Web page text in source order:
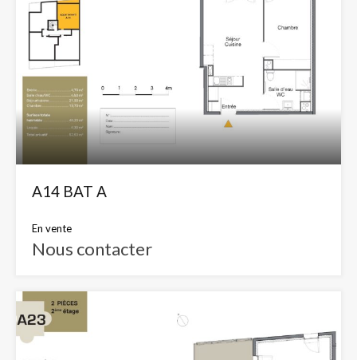
A14 BAT A
En vente
Nous contacter